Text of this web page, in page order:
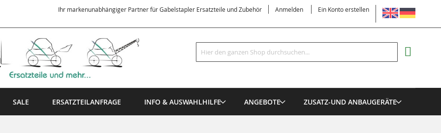
SPRACHE
Ihr markenunabhängiger Partner für Gabelstapler Ersatzteile und Zubehör Anmelden Ein Konto erstellen
Suche
Suche
SALE ERSATZTEILANFRAGE INFO & AUSWAHLHILFE ANGEBOTE ZUSATZ-UND ANBAUGERÄTE